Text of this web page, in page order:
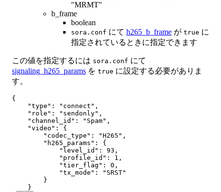
"MRMT"
b_frame
boolean
sora.conf にて h265_b_frame が true に
指定されているときに指定できます
この値を指定するには sora.conf にて
signaling_h265_params を true に設定する必要がありま
す。
{
    "type": "connect",
    "role": "sendonly",
    "channel_id": "Spam",
    "video": {
        "codec_type": "H265",
        "h265_params": {
            "level_id": 93,
            "profile_id": 1,
            "tier_flag": 0,
            "tx_mode": "SRST"
        }
    }